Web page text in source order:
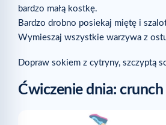
bardzo małą kostkę.
Bardzo drobno posiekaj miętę i
Wymieszaj wszystkie warzywa z
Dopraw sokiem z cytryny, szczyptą
Ćwiczenie dnia: